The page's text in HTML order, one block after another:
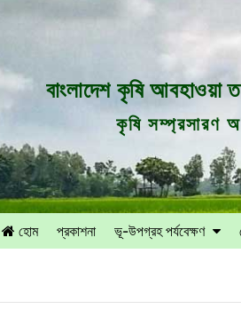
বাংলাদেশ কৃষি আবহাওয়া
কৃষি সম্প্রসারণ
হোম প্রকাশনা ভূ-উপগ্রহ পর্যবেক্ষণ